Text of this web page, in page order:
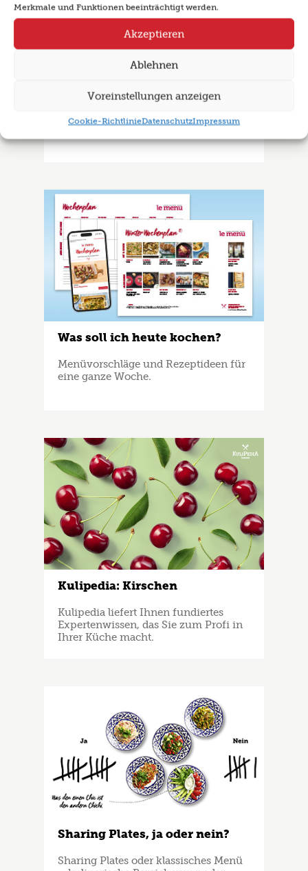
Merkmale und Funktionen beeinträchtigt werden.
Akzeptieren
Ablehnen
Voreinstellungen anzeigen
Cookie-RichtlinieDatenschutzImpressum
Was soll ich heute kochen?
Menüvorschläge und Rezeptideen für
eine ganze Woche.
Kulipedia: Kirschen
Kulipedia liefert Ihnen fundiertes
Expertenwissen, das Sie zum Profi in
Ihrer Küche macht.
Sharing Plates, ja oder nein?
Sharing Plates oder klassisches Menü